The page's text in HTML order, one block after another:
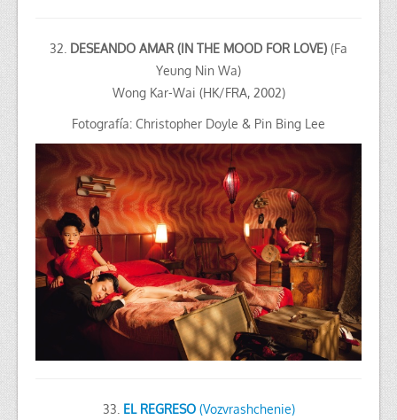
32. DESEANDO AMAR (IN THE MOOD FOR LOVE) (Fa
Yeung Nin Wa)
Wong Kar-Wai (HK/FRA, 2002)
Fotografía: Christopher Doyle & Pin Bing Lee
33. EL REGRESO (Vozvrashchenie)